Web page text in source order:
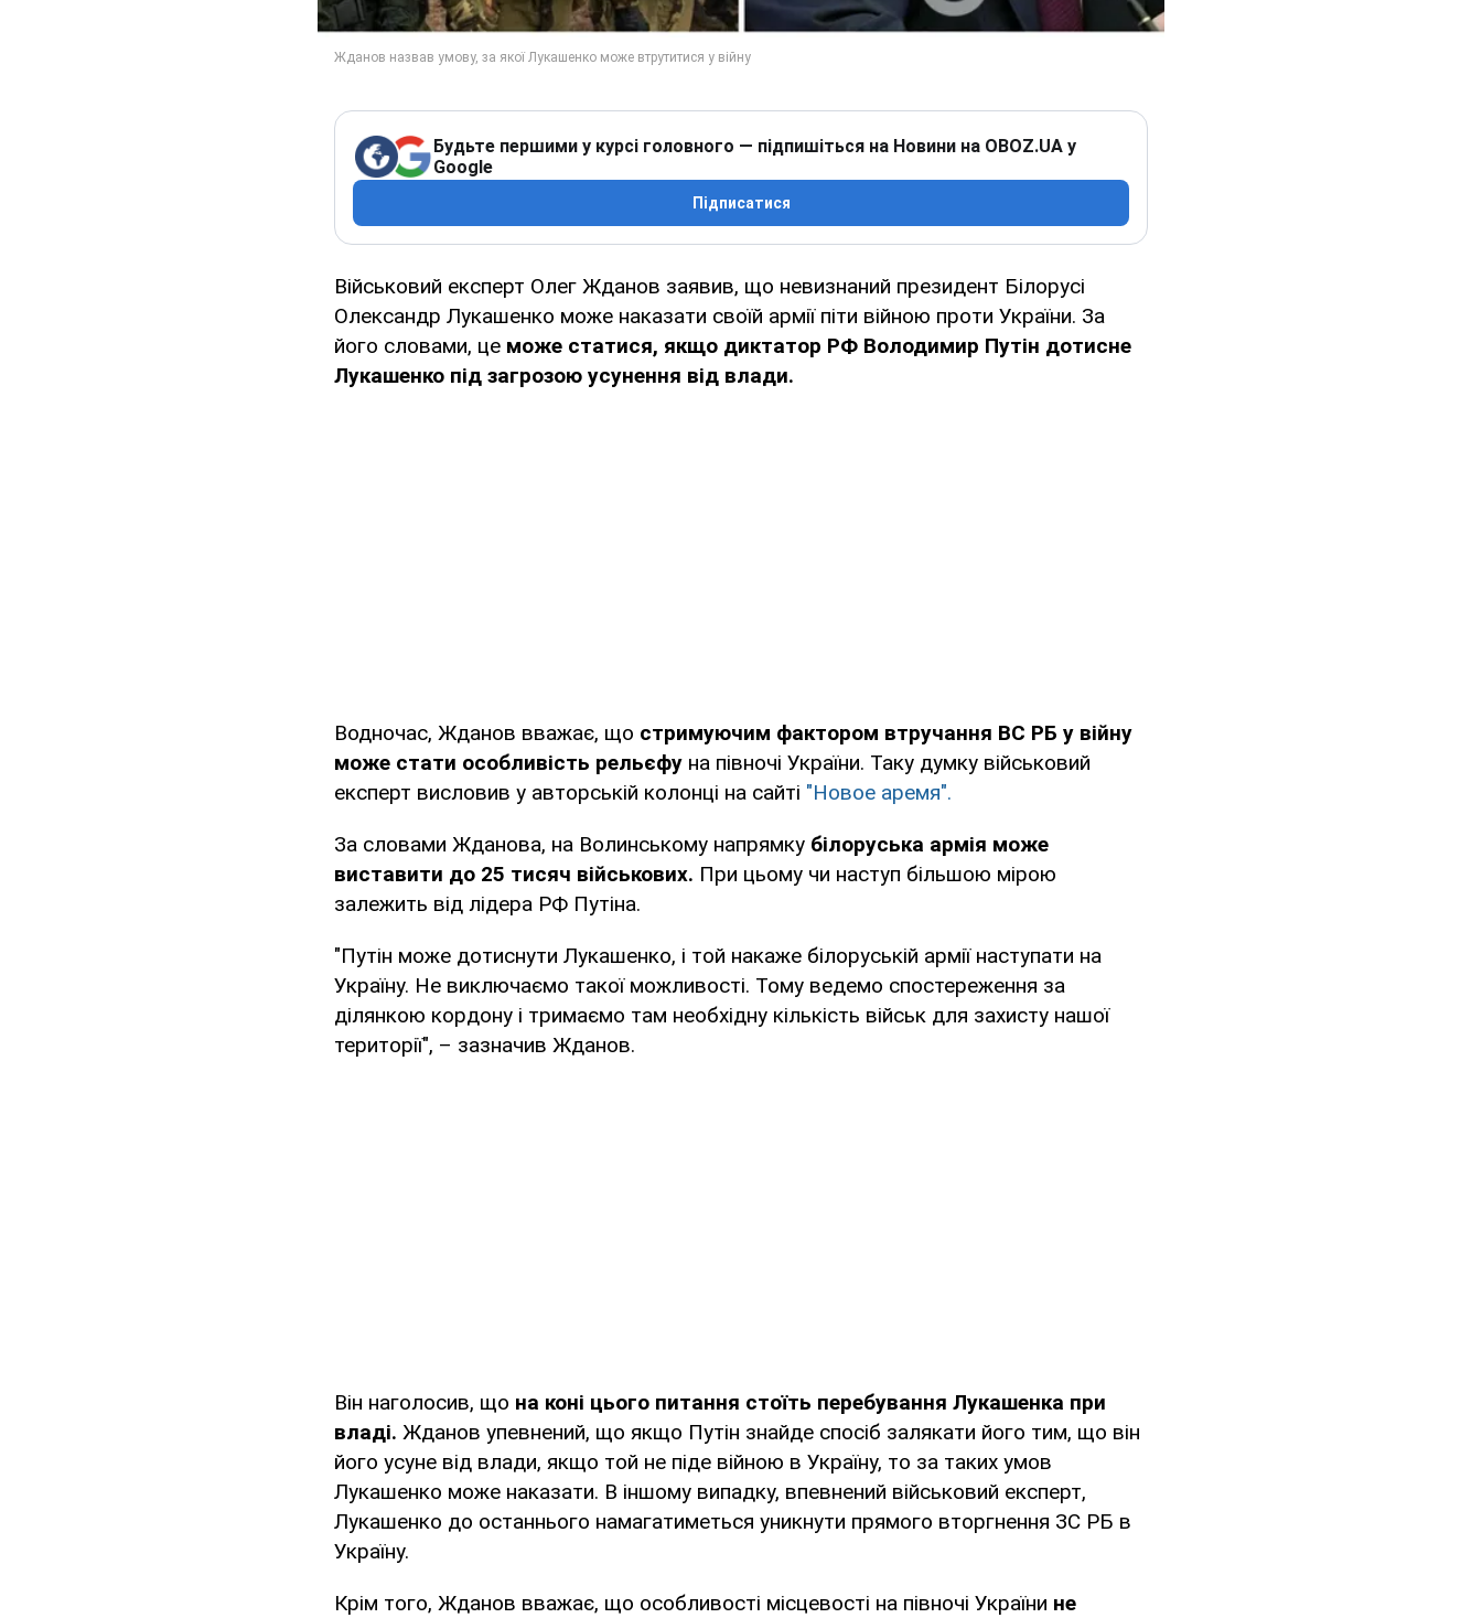
Будьте першими у курсі головного — підпишіться на Новини на OBOZ.UA у
Google
Підписатися
Військовий експерт Олег Жданов заявив, що невизнаний президент Білорусі
Олександр Лукашенко може наказати своїй армії піти війною проти України. За
його словами, це може статися, якщо диктатор РФ Володимир Путін дотисне
Лукашенко під загрозою усунення від влади.
Водночас, Жданов вважає, що стримуючим фактором втручання ВС РБ у війну
може стати особливість рельєфу на півночі України. Таку думку військовий
експерт висловив у авторській колонці на сайті "Новое аремя".
За словами Жданова, на Волинському напрямку білоруська армія може
виставити до 25 тисяч військових. При цьому чи наступ більшою мірою
залежить від лідера РФ Путіна.
"Путін може дотиснути Лукашенко, і той накаже білоруській армії наступати на
Україну. Не виключаємо такої можливості. Тому ведемо спостереження за
ділянкою кордону і тримаємо там необхідну кількість військ для захисту нашої
території", – зазначив Жданов.
Він наголосив, що на коні цього питання стоїть перебування Лукашенка при
владі. Жданов упевнений, що якщо Путін знайде спосіб залякати його тим, що він
його усуне від влади, якщо той не піде війною в Україну, то за таких умов
Лукашенко може наказати. В іншому випадку, впевнений військовий експерт,
Лукашенко до останнього намагатиметься уникнути прямого вторгнення ЗС РБ в
Україну.
Крім того, Жданов вважає, що особливості місцевості на півночі України не